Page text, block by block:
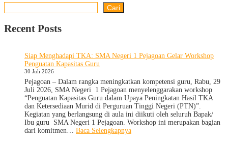
Cari
Recent Posts
Siap Menghadapi TKA: SMA Negeri 1 Pejagoan Gelar Workshop
Penguatan Kapasitas Guru
30 Juli 2026
Pejagoan – Dalam rangka meningkatkan kompetensi guru, Rabu, 29
Juli 2026, SMA Negeri 1 Pejagoan menyelenggarakan workshop
“Penguatan Kapasitas Guru dalam Upaya Peningkatan Hasil TKA
dan Ketersediaan Murid di Perguruan Tinggi Negeri (PTN)”.
Kegiatan yang berlangsung di aula ini diikuti oleh seluruh Bapak/
Ibu guru SMA Negeri 1 Pejagoan. Workshop ini merupakan bagian
dari komitmen… Baca Selengkapnya: